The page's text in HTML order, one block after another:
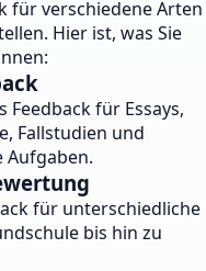
für verschiedene Arten
Hier ist, was Sie
für Essays,
Fallstudien und
Aufgaben.
für unterschiedliche
bis hin zu